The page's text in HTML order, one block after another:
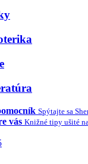
Spýtajte sa
vás Knižné tipy ušité